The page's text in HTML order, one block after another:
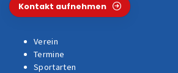
Kontakt aufnehmen
Verein
Termine
Sportarten